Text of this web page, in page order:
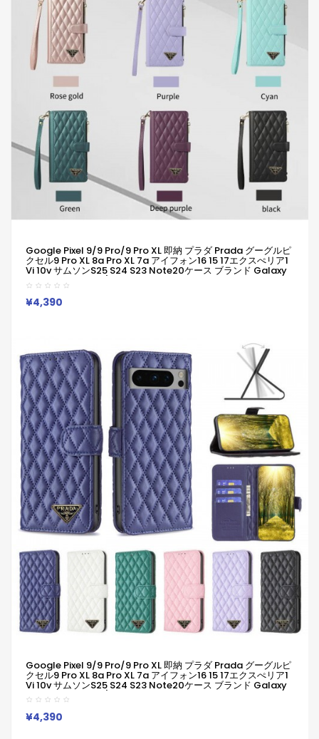
Google Pixel 9/9 Pro/9 Pro XL 即納 プラダ Prada グーグルピ
クセル9 Pro XL 8a Pro XL 7a アイフォン16 15 17エクスぺリア1
Vi 10v サムソンs25 S24 S23 Note20ケース ブランド Galaxy
A55 A54 A56 S25/S24 Ultraケース
¥4,390
Google Pixel 9/9 Pro/9 Pro XL 即納 プラダ Prada グーグルピ
クセル9 Pro XL 8a Pro XL 7a アイフォン16 15 17エクスぺリア1
Vi 10v サムソンs25 S24 S23 Note20ケース ブランド Galaxy
A55 A54 A56 S25/S24 Ultraケースプラダ Pradaピクセル 8a
Pro 7a 6/7/6a/9a ブランドケース Iphone17 16 15/14/13 保護
カバー男女兼用
¥4,390